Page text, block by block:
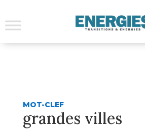
MOT-CLEF
grandes villes